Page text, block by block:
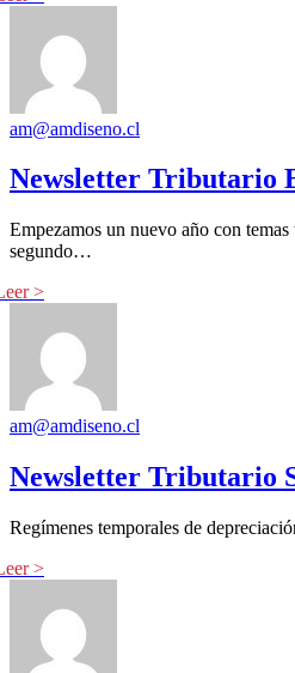
am@amdiseno.cl
Newsletter Tributario
Empezamos un nuevo año con
segundo…
am@amdiseno.cl
Newsletter Tributario
Regímenes temporales de